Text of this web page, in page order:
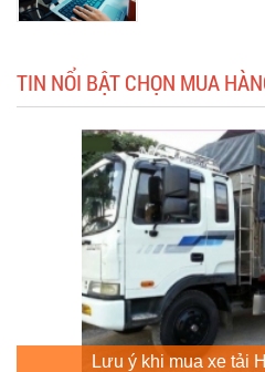
TIN NỔI BẬT CHỌN MUA
Lưu ý khi mua xe tải